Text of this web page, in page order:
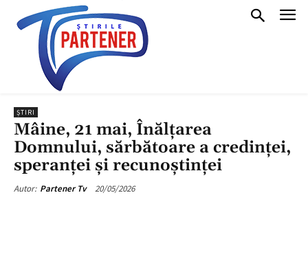
ȘTIRI
Mâine, 21 mai, Înălțarea
Domnului, sărbătoare a credinței,
speranței și recunoștinței
Autor: Partener Tv 20/05/2026